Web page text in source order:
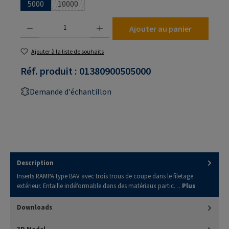
5000 10000(Cette option n'est pas disponible pour le moment.)
Ajouter au panier
Ajouter à la liste de souhaits
Réf. produit : 01380900505000
Demande d'échantillon
Description
Inserts RAMPA type BAV avec trois trous de coupe dans le filetage
extérieur. Entaille indéformable dans des matériaux partic… Plus
Downloads